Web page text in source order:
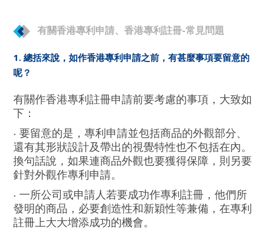
有關香港專利申請、香港專利註冊-常見問題
1. 總括來說，如作香港專利申請之前，有甚麼事項要留意的
呢？
有關作香港專利註冊申請前要考慮的事項，大致如
下：
‧ 要留意的是，專利申請並包括商品的外觀部分、
還有其形狀設計及帶出的視覺特性也不包括在內。
換句話說，如果連商品外觀也要獲得保障，則另要
針對外觀作專利申請。
‧ 一所公司或申請人若要成功作專利註冊，他們所
發明的商品，必要創造性和新穎性等兼備，在專利
註冊上大大增添成功的機會。